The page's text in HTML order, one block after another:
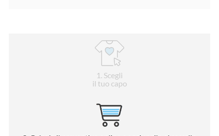
1 . Scegli
il tuo capo